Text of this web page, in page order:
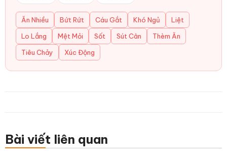
Ăn Nhiều Bứt Rứt Cáu Gắt Khó Ngủ
Liệt
Lo Lắng
Mệt Mỏi Sốt Sút Cân
Thèm Ăn
Tiêu Chảy
Xúc Động
Bài viết liên quan